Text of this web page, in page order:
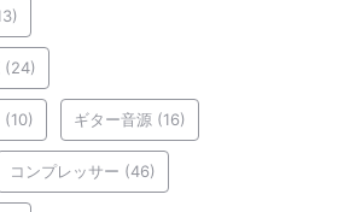
(24)
(10) ギター音源 (16)
コンプレッサー (46)